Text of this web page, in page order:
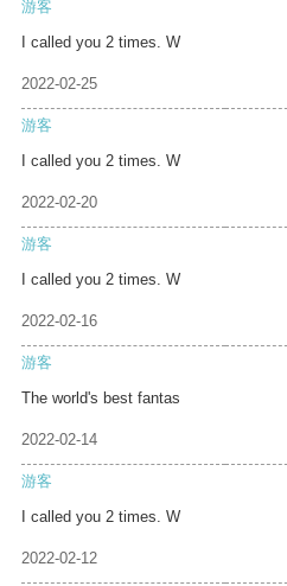
游客
I called you 2 times. W
2022-02-25
游客
I called you 2 times. W
2022-02-20
游客
I called you 2 times. W
2022-02-16
游客
The world's best fantas
2022-02-14
游客
I called you 2 times. W
2022-02-12